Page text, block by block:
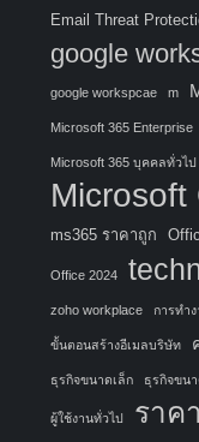
Email Threat
google
google workspcae m
Microsoft 365 Enterprise
Microsoft 365 บุคคลทั่วไป
Microsoft
ms365 ราคาถูก
Office 2024
zoho workplace การทำ
ขั้นตอนสร้างอีเมลบริษัท
ธุรกิจขนาดเล็ก ธุรกิจขน
ผู้ใช้งานทั่วไป ราค